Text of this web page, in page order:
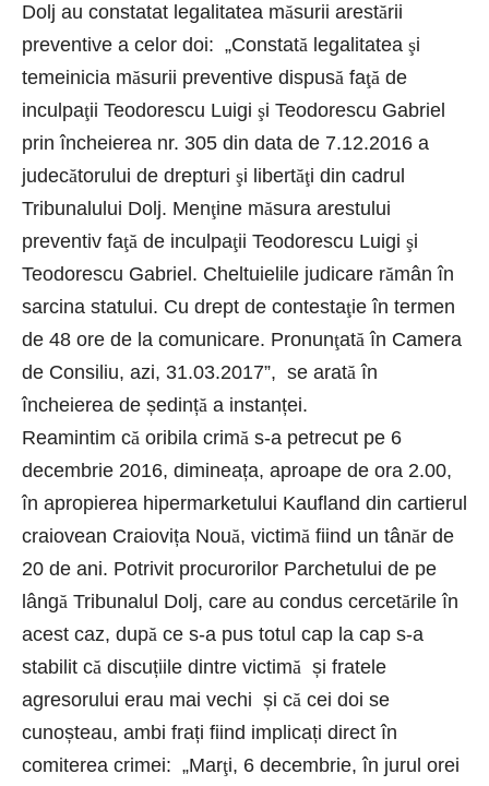
Dolj au constatat legalitatea măsurii arestării
preventive a celor doi: „Constată legalitatea şi
temeinicia măsurii preventive dispusă faţă de
inculpaţii Teodorescu Luigi şi Teodorescu Gabriel
prin încheierea nr. 305 din data de 7.12.2016 a
judecătorului de drepturi şi libertăţi din cadrul
Tribunalului Dolj. Menţine măsura arestului
preventiv faţă de inculpaţii Teodorescu Luigi şi
Teodorescu Gabriel. Cheltuielile judicare rămân în
sarcina statului. Cu drept de contestaţie în termen
de 48 ore de la comunicare. Pronunţată în Camera
de Consiliu, azi, 31.03.2017”, se arată în
încheierea de ședință a instanței.
Reamintim că oribila crimă s-a petrecut pe 6
decembrie 2016, dimineața, aproape de ora 2.00,
în apropierea hipermarketului Kaufland din cartierul
craiovean Craiovița Nouă, victimă fiind un tânăr de
20 de ani. Potrivit procurorilor Parchetului de pe
lângă Tribunalul Dolj, care au condus cercetările în
acest caz, după ce s-a pus totul cap la cap s-a
stabilit că discuțiile dintre victimă și fratele
agresorului erau mai vechi și că cei doi se
cunoșteau, ambi frați fiind implicați direct în
comiterea crimei: „Marţi, 6 decembrie, în jurul orei